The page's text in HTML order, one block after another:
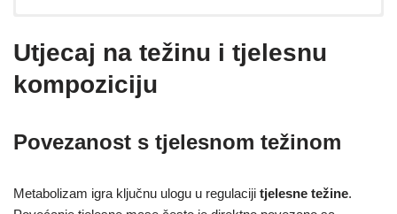
Metabolizami energetska ravnoteža su ključni za održavanje
vitalnosti i sposobnosti tijela da izvršava svakodnevne aktivnosti.
metabolički procesi funkcioniraju efikasno mogu spriječiti osjećaj
umora i iscrpljenosti koji često prate metaboličke poremećaje.
godinama omogućava nam da prilagodimo naš način života kako
bismo podržali naš metabolički sustav.
Utjecaj na težinu i tjelesnu
kompoziciju
Povezanost s tjelesnom težinom
Metabolizam igra ključnu ulogu u regulaciji tjelesne težine.